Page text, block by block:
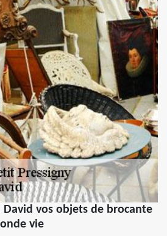
vos objets de brocante
vie